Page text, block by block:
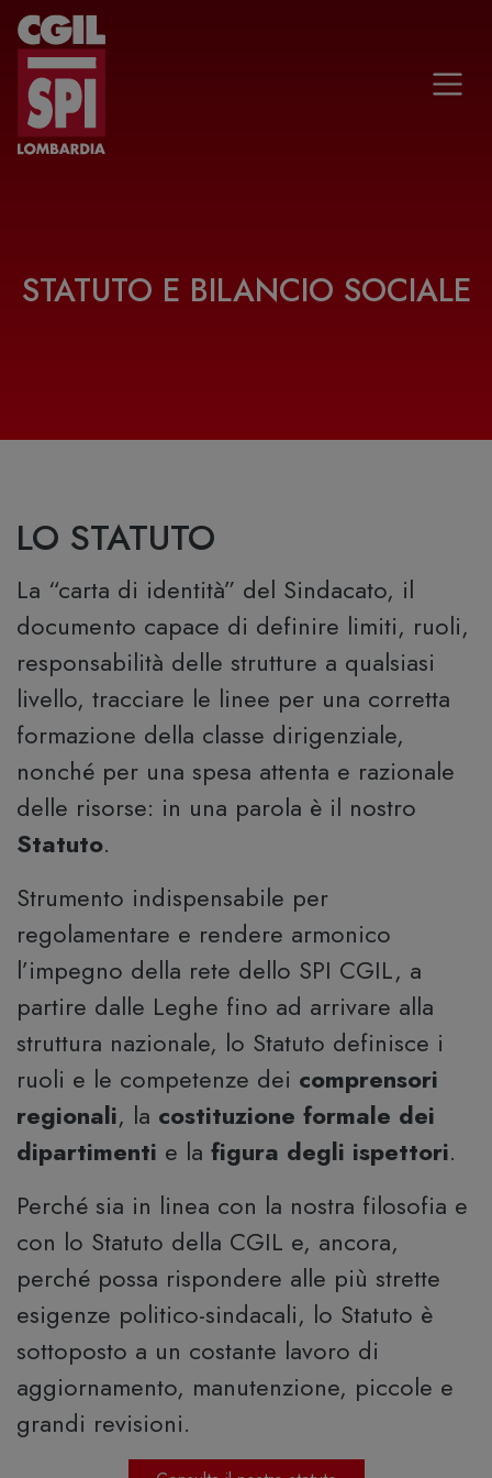
Vai al contenuto
STATUTO E BILANCIO SOCIALE
LO STATUTO
La “carta di identità” del Sindacato, il
documento capace di definire limiti, ruoli,
responsabilità delle strutture a qualsiasi
livello, tracciare le linee per una corretta
formazione della classe dirigenziale,
nonché per una spesa attenta e razionale
delle risorse: in una parola è il nostro
Statuto.
Strumento indispensabile per
regolamentare e rendere armonico
l’impegno della rete dello SPI CGIL, a
partire dalle Leghe fino ad arrivare alla
struttura nazionale, lo Statuto definisce i
ruoli e le competenze dei comprensori
regionali, la costituzione formale dei
dipartimenti e la figura degli ispettori.
Perché sia in linea con la nostra filosofia e
con lo Statuto della CGIL e, ancora,
perché possa rispondere alle più strette
esigenze politico-sindacali, lo Statuto è
sottoposto a un costante lavoro di
aggiornamento, manutenzione, piccole e
grandi revisioni.